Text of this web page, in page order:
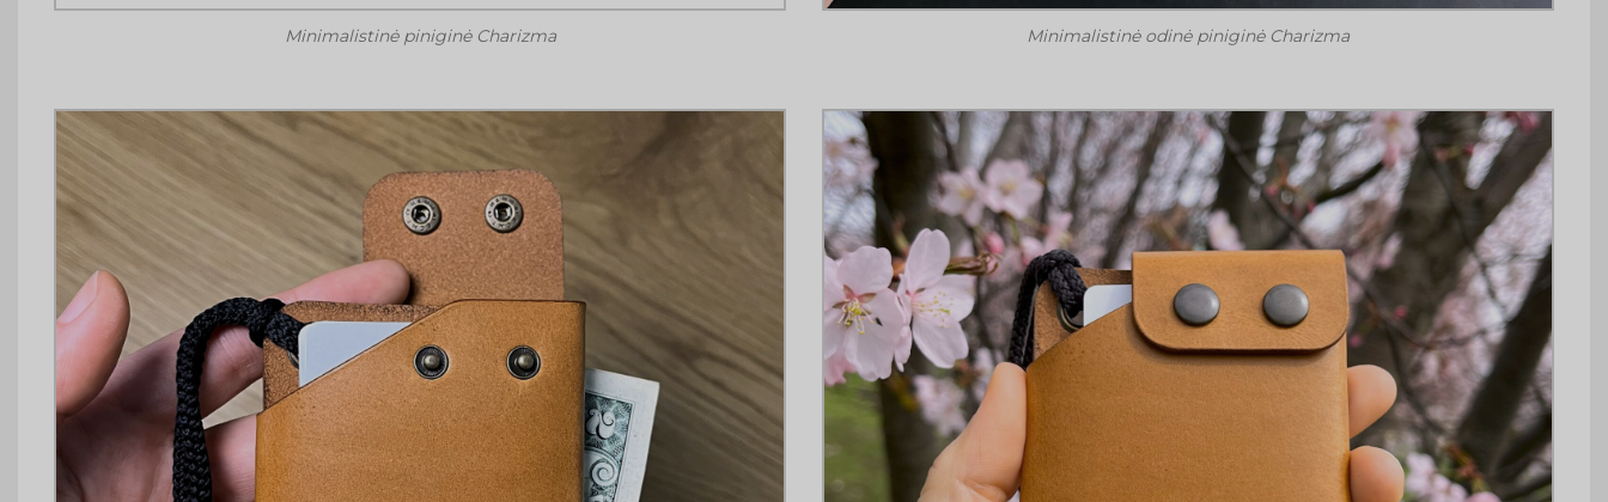
Minimalistinė piniginė Charizma Minimalistinė odinė piniginė Charizma